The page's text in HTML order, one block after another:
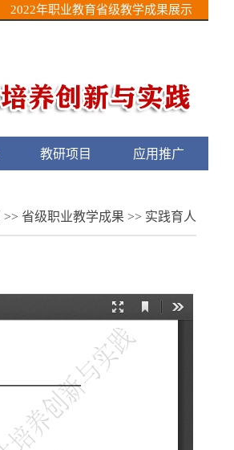
2022年职业教育省级教学成果展示
教研项目 应用推广
>> 省级职业教学成果 >> 实践育人